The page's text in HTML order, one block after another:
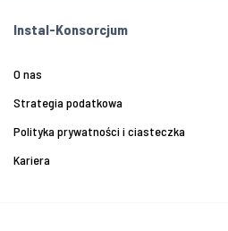
Instal-Konsorcjum
O nas
Strategia podatkowa
Polityka prywatności i ciasteczka
Kariera